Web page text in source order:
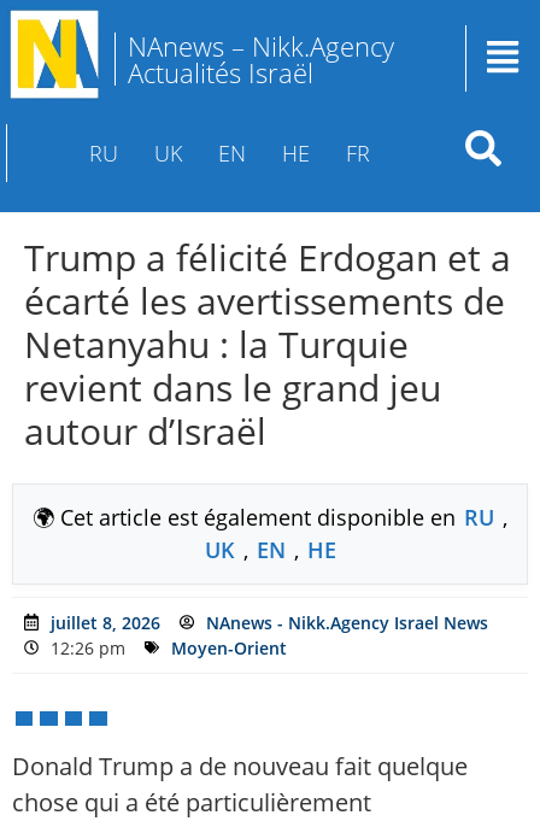
NAnews – Nikk.Agency
Actualités Israël
RU UK EN HE FR
Trump a félicité Erdogan et a
écarté les avertissements de
Netanyahu : la Turquie
revient dans le grand jeu
autour d’Israël
🌍 Cet article est également disponible en RU ,
UK , EN , HE
juillet 8, 2026
NAnews - Nikk.Agency Israel News
12:26 pm
Moyen-Orient
Donald Trump a de nouveau fait quelque
chose qui a été particulièrement